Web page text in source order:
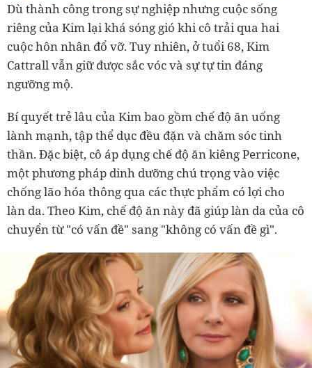
Dù thành công trong sự nghiệp nhưng cuộc sống
riêng của Kim lại khá sóng gió khi cô trải qua hai
cuộc hôn nhân đổ vỡ. Tuy nhiên, ở tuổi 68, Kim
Cattrall vẫn giữ được sắc vóc và sự tự tin đáng
ngưỡng mộ.
Bí quyết trẻ lâu của Kim bao gồm chế độ ăn uống
lành mạnh, tập thể dục đều đặn và chăm sóc tinh
thần. Đặc biệt, cô áp dụng chế độ ăn kiêng Perricone,
một phương pháp dinh dưỡng chú trọng vào việc
chống lão hóa thông qua các thực phẩm có lợi cho
làn da. Theo Kim, chế độ ăn này đã giúp làn da của cô
chuyển từ "có vấn đề" sang "không có vấn đề gì".